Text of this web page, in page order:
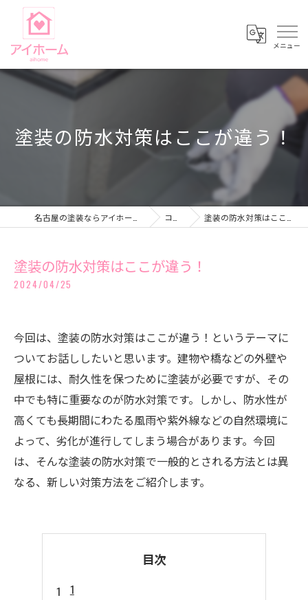
塗装の防水対策はここが違う！
コラム 塗装の防水対策はここが違う！
塗装の防水対策はここが違う！
2024/04/25
今回は、塗装の防水対策はここが違う！というテーマに
ついてお話ししたいと思います。建物や橋などの外壁や
屋根には、耐久性を保つために塗装が必要ですが、その
中でも特に重要なのが防水対策です。しかし、防水性が
高くても長期間にわたる風雨や紫外線などの自然環境に
よって、劣化が進行してしまう場合があります。今回
は、そんな塗装の防水対策で一般的とされる方法とは異
なる、新しい対策方法をご紹介します。
目次
1